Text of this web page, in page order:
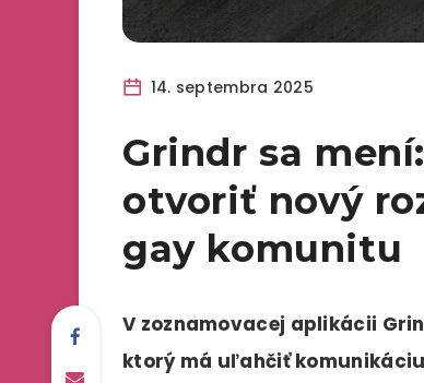
14. septembra 2025
Grindr sa
otvoriť nový
gay komunitu
V zoznamovacej aplikácii
ktorý má uľahčiť